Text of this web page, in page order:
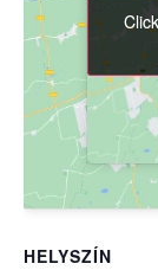
HELYSZÍN